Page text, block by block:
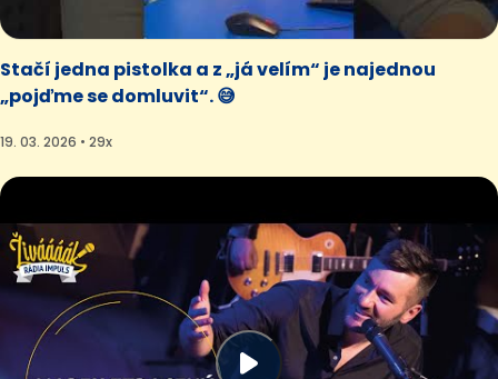
Stačí jedna pistolka a z „já velím“ je najednou
„pojďme se domluvit“. 😅
19. 03. 2026 • 29x